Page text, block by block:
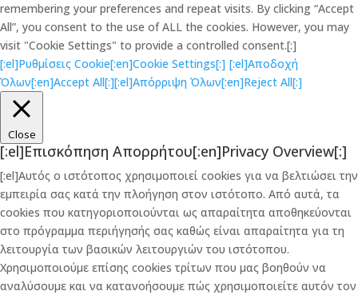
remembering your preferences and repeat visits. By clicking “Accept
All”, you consent to the use of ALL the cookies. However, you may
visit "Cookie Settings" to provide a controlled consent.[:]
[:el]Ρυθμίσεις Cookie[:en]Cookie Settings[:] [:el]Αποδοχή
Όλων[:en]Accept All[:][:el]Απόρριψη Όλων[:en]Reject All[:]
Close
[:el]Επισκόπηση Απορρήτου[:en]Privacy Overview[:]
[:el]Αυτός ο ιστότοπος χρησιμοποιεί cookies για να βελτιώσει την
εμπειρία σας κατά την πλοήγηση στον ιστότοπο. Από αυτά, τα
cookies που κατηγοριοποιούνται ως απαραίτητα αποθηκεύονται
στο πρόγραμμα περιήγησής σας καθώς είναι απαραίτητα για τη
λειτουργία των βασικών λειτουργιών του ιστότοπου.
Χρησιμοποιούμε επίσης cookies τρίτων που μας βοηθούν να
αναλύσουμε και να κατανοήσουμε πώς χρησιμοποιείτε αυτόν τον